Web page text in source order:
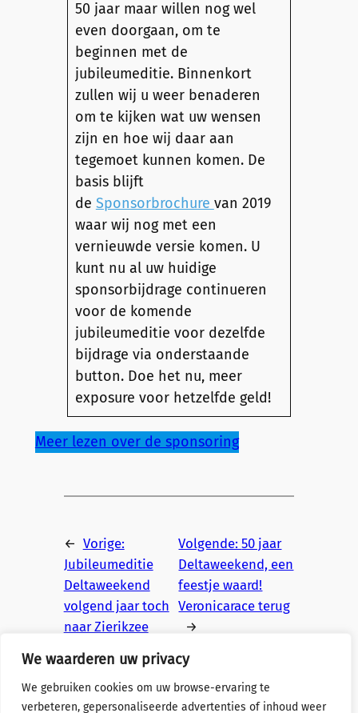
We waarderen uw privacy
We gebruiken cookies om uw browse-ervaring te
verbeteren, gepersonaliseerde advertenties of inhoud weer
50 jaar maar willen nog wel
even doorgaan, om te
beginnen met de
jubileumeditie. Binnenkort
zullen wij u weer benaderen
om te kijken wat uw wensen
zijn en hoe wij daar aan
tegemoet kunnen komen. De
basis blijft
de Sponsorbrochure van 2019
waar wij nog met een
vernieuwde versie komen. U
kunt nu al uw huidige
sponsorbijdrage continueren
voor de komende
jubileumeditie voor dezelfde
bijdrage via onderstaande
button. Doe het nu, meer
exposure voor hetzelfde geld!
Meer lezen over de sponsoring
← Vorige:
Jubileumeditie
Deltaweekend
volgend jaar toch
naar Zierikzee
Volgende:50 jaar
Deltaweekend, een
feestje waard!
Veronicarace terug
→